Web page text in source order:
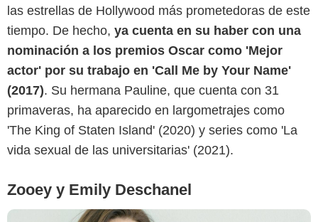
las estrellas de Hollywood más prometedoras de este
tiempo. De hecho, ya cuenta en su haber con una
nominación a los premios Oscar como 'Mejor
actor' por su trabajo en 'Call Me by Your Name'
(2017). Su hermana Pauline, que cuenta con 31
primaveras, ha aparecido en largometrajes como
'The King of Staten Island' (2020) y series como 'La
vida sexual de las universitarias' (2021).
Zooey y Emily Deschanel
Instagram